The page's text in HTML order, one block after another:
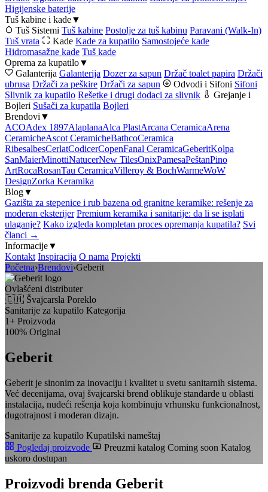
Higijenske baterije
Tuš kabine i kade▼
Tuš Sistemi Tuš kabine Postolje za tuš kabinu Paravani (Walk-In)
Tuš vrata
Kade Kade za kupatilo Samostojeće kade
Hidromasažne kade Tuš kade
Oprema za kupatilo▼
Galanterija Galanterija Dozer za sapun Držač toalet papira Držači
ubrusa Držači za peškire Držači za sapun Odvodi i Sifoni Sifoni
Slivnik za kupatilo Rešetke i drugi dodaci za slivnik
Grejanje i
Bojleri Sušači za kupatila Bojleri
Brendovi ▼
ACOAdex 1897AlaplanaAlca PlastArcana CeramicaArena
CeramicheAscot CeramicheBathcoCeramica
RibesalbesCerlatCodicerCopenFanal CeramicaGeberitKolpa
SanMaierMinottiNatucerNew TilesOnixPamesaPeštanPino
ArtRocaRosanTau CeramicaVilleroy & BochWarmeWoW
DesignZorka Keramika
Blog▼
Gazišta za stepenice i rub bazena od granitne keramike: rešenje za
moderan eksterijer Premium keramika i sanitarije: da li se isplati
ulaganje? Kako izgleda kompletan proces opremanja kupatila? Svi
članci →
Informacije▼
Kontakt Inspiracija O nama Projekti
Početna›Brendovi›Geberit
Ovlašćeni distributer
🇨🇭 Švajcarsla Poreklo
Sanitarije za kupatilo Kategorija
1+ Proizvoda
100% Original
Geberit
Geberit je sinonim za inovaciju i kvalitet u svetu sanitarnih sistema.
Već decenijama, ovaj švajcarski brend oblikuje standarde u oblasti
instalacija, nudeći rešenja koja kombinuju vrhunsku funkcionalnost,
dugotrajnost i moderan dizajn.
Sanitarije za kupatilo Kupatilski nameštaj
Pogledaj proizvode
Preuzmi katalog Coming soon Katalog
uskoro dostupan
Proizvodi brenda Geberit